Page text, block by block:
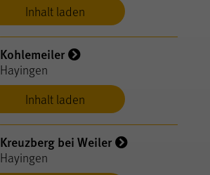
Inhalt laden
Inhalt laden
Kohlemeiler
Hayingen
Kreuzberg bei Weiler
Hayingen